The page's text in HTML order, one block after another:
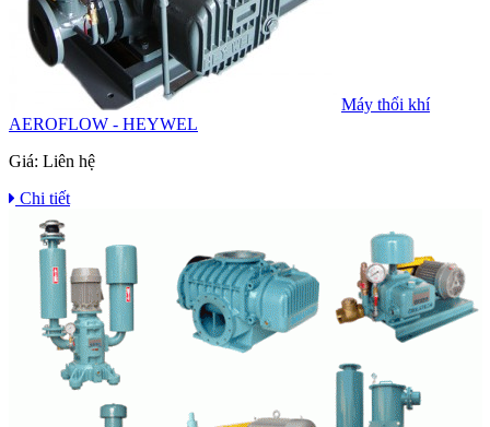
Máy thổi khí
AEROFLOW - HEYWEL
Giá: Liên hệ
Chi tiết